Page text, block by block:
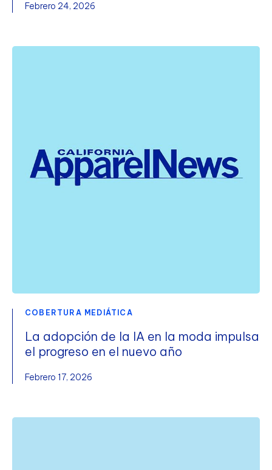
Febrero 24, 2026
COBERTURA MEDIÁTICA
La adopción de la IA en la moda impulsa
el progreso en el nuevo año
Febrero 17, 2026